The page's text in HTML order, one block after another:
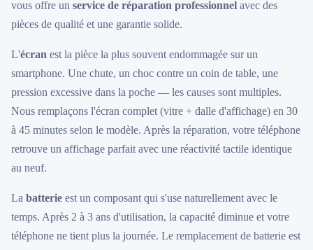
vous offre un service de réparation professionnel avec des
pièces de qualité et une garantie solide.
L'écran est la pièce la plus souvent endommagée sur un
smartphone. Une chute, un choc contre un coin de table, une
pression excessive dans la poche — les causes sont multiples.
Nous remplaçons l'écran complet (vitre + dalle d'affichage) en 30
à 45 minutes selon le modèle. Après la réparation, votre téléphone
retrouve un affichage parfait avec une réactivité tactile identique
au neuf.
La batterie est un composant qui s'use naturellement avec le
temps. Après 2 à 3 ans d'utilisation, la capacité diminue et votre
téléphone ne tient plus la journée. Le remplacement de batterie est